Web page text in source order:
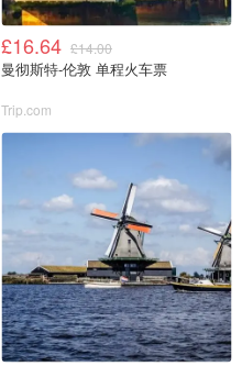
£16.64 £14.00
曼彻斯特-伦敦 单程火车票
Trip.com